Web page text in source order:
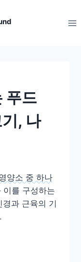
푸드
, 나
양소 중 하나
이를 구성하는
과 근육의 기